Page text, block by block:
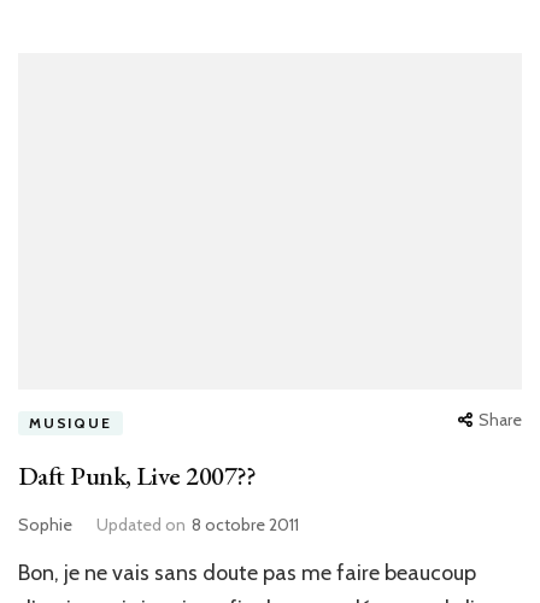
MUSIQUE Share
Daft Punk, Live 2007??
Sophie Updated on 8 octobre 2011
Bon, je ne vais sans doute pas me faire beaucoup